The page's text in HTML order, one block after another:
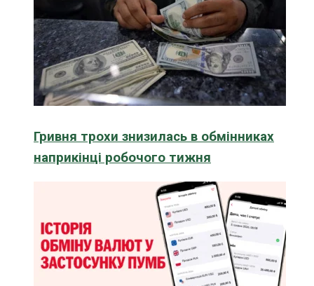
Гривня трохи знизилась в обмінниках
наприкінці робочого тижня